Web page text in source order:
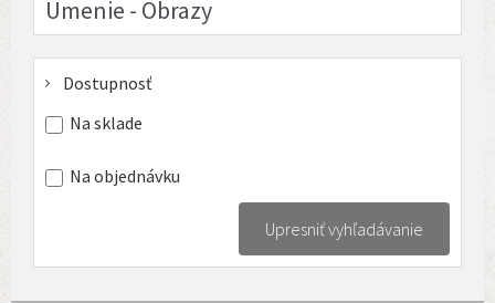
Umenie - Obrazy
Dostupnosť
Na sklade
Na objednávku
Upresniť vyhľadávanie